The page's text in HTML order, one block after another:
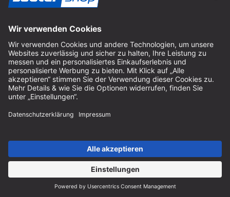
Impressum
AGB
Datenschutz
Cookie-Einstellungen
© 2026 sauter GmbH
* kostenloser Versand ab 150 Euro Bestellwert innerhalb
Deutschlands für die Standard-Paketgrößen - ausgenommen
Sperrgut und Fracht
In Abh. des Lieferlandes kann die MwSt. an der Kasse variieren.